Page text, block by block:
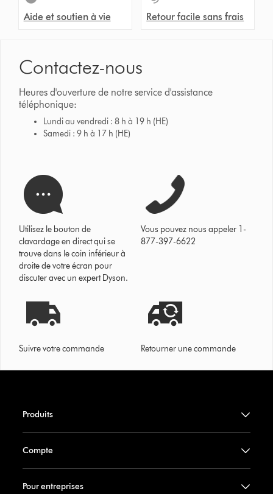
Aide et soutien à vie Retour facile sans frais
Contactez-nous
Heures d'ouverture de notre service d'assistance
téléphonique:
Lundi au vendredi : 8 h à 19 h (HE)
Samedi : 9 h à 17 h (HE)
Utilisez le bouton de
clavardage en direct qui se
trouve dans le coin inférieur à
droite de votre écran pour
discuter avec un expert Dyson.
Vous pouvez nous appeler 1-
877-397-6622
Suivre votre commande Retourner une commande
Produits
Compte
Pour entreprises